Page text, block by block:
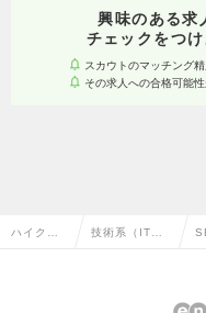
興味のある求
チェックをつ
スカウトのマッチング
その求人への合格可能
ハイクラ 技術系（IT・
系